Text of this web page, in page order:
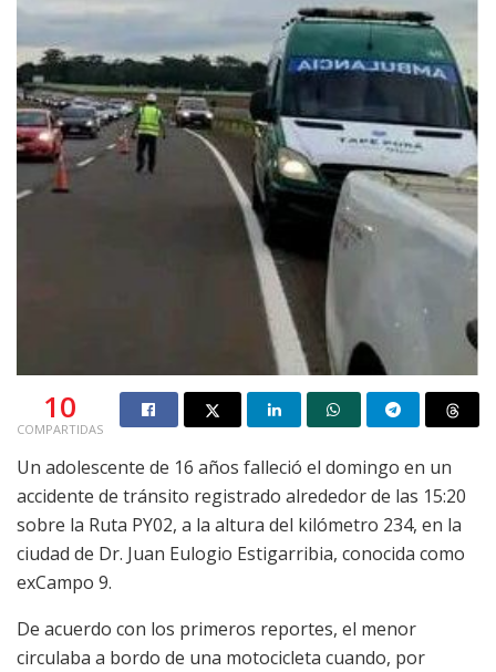
10
COMPARTIDAS
Un adolescente de 16 años falleció el domingo en un
accidente de tránsito registrado alrededor de las 15:20
sobre la Ruta PY02, a la altura del kilómetro 234, en la
ciudad de Dr. Juan Eulogio Estigarribia, conocida como
exCampo 9.
De acuerdo con los primeros reportes, el menor
circulaba a bordo de una motocicleta cuando, por